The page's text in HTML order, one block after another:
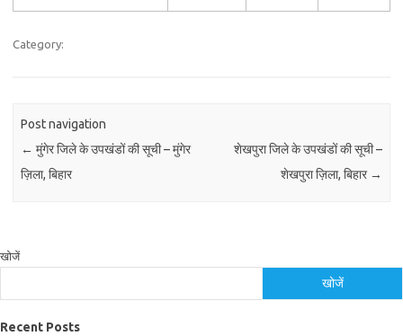
Category:
Post navigation
← मुंगेर जिले के उपखंडों की सूची – मुंगेर
ज़िला, बिहार
शेखपुरा जिले के उपखंडों की सूची –
शेखपुरा ज़िला, बिहार →
खोजें
खोजें
Recent Posts